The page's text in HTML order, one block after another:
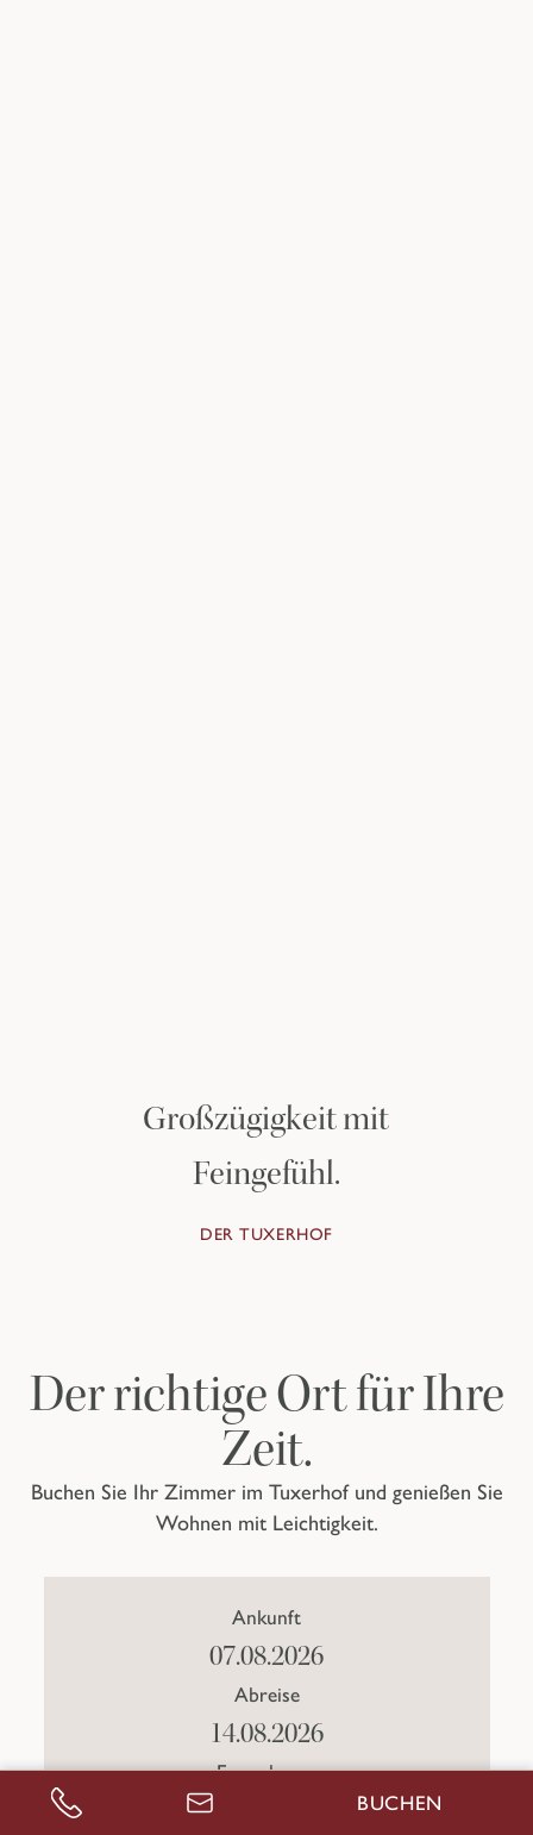
Großzügigkeit mit
Feingefühl.
DER TUXERHOF
Buchen Sie Ihr Zimmer im Tuxerhof und genießen Sie
Wohnen mit Leichtigkeit.
Der richtige Ort für Ihre
Zeit.
Ankunft
Abreise
Erwachsene
ANRUFEN
ANFRAGEN BUCHEN